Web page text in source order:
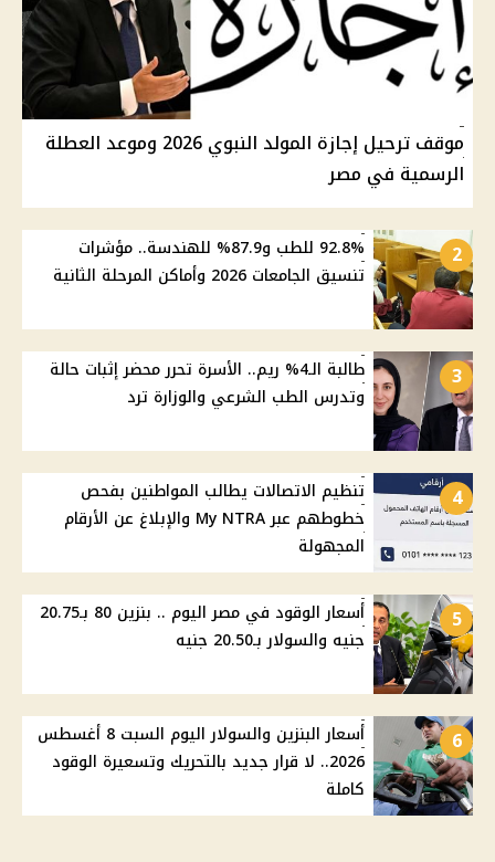
موقف ترحيل إجازة المولد النبوي 2026 وموعد العطلة
الرسمية في مصر
2
92.8% للطب و87.9% للهندسة.. مؤشرات
تنسيق الجامعات 2026 وأماكن المرحلة الثانية
3
طالبة الـ4% ريم.. الأسرة تحرر محضر إثبات حالة
وتدرس الطب الشرعي والوزارة ترد
4
تنظيم الاتصالات يطالب المواطنين بفحص
خطوطهم عبر My NTRA والإبلاغ عن الأرقام
المجهولة
5
أسعار الوقود في مصر اليوم .. بنزين 80 بـ20.75
جنيه والسولار بـ20.50 جنيه
6
أسعار البنزين والسولار اليوم السبت 8 أغسطس
2026.. لا قرار جديد بالتحريك وتسعيرة الوقود
كاملة